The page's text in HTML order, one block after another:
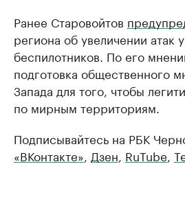
Ранее Старовойтов
региона об увеличении атак
беспилотников. По его
подготовка общественного
Запада для того, чтобы
по мирным территориям.
Подписывайтесь на РБК
«ВКонтакте», Дзен, RuTube,